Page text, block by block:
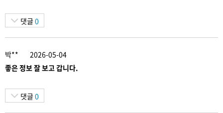
댓글 0
박**
2026-05-04
좋은 정보 잘 보고 갑니다.
댓글 0